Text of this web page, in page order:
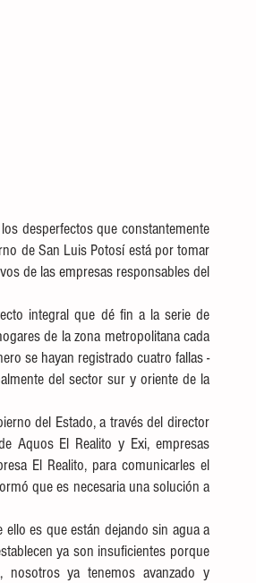
desperfectos que constantemente
de San Luis Potosí está por tomar
de las empresas responsables del
integral que dé fin a la serie de
de la zona metropolitana cada
se hayan registrado cuatro fallas -
del sector sur y oriente de la
del Estado, a través del director
Aquos El Realito y Exi, empresas
El Realito, para comunicarles el
que es necesaria una solución a
es que están dejando sin agua a
ya son insuficientes porque
ya tenemos avanzado y